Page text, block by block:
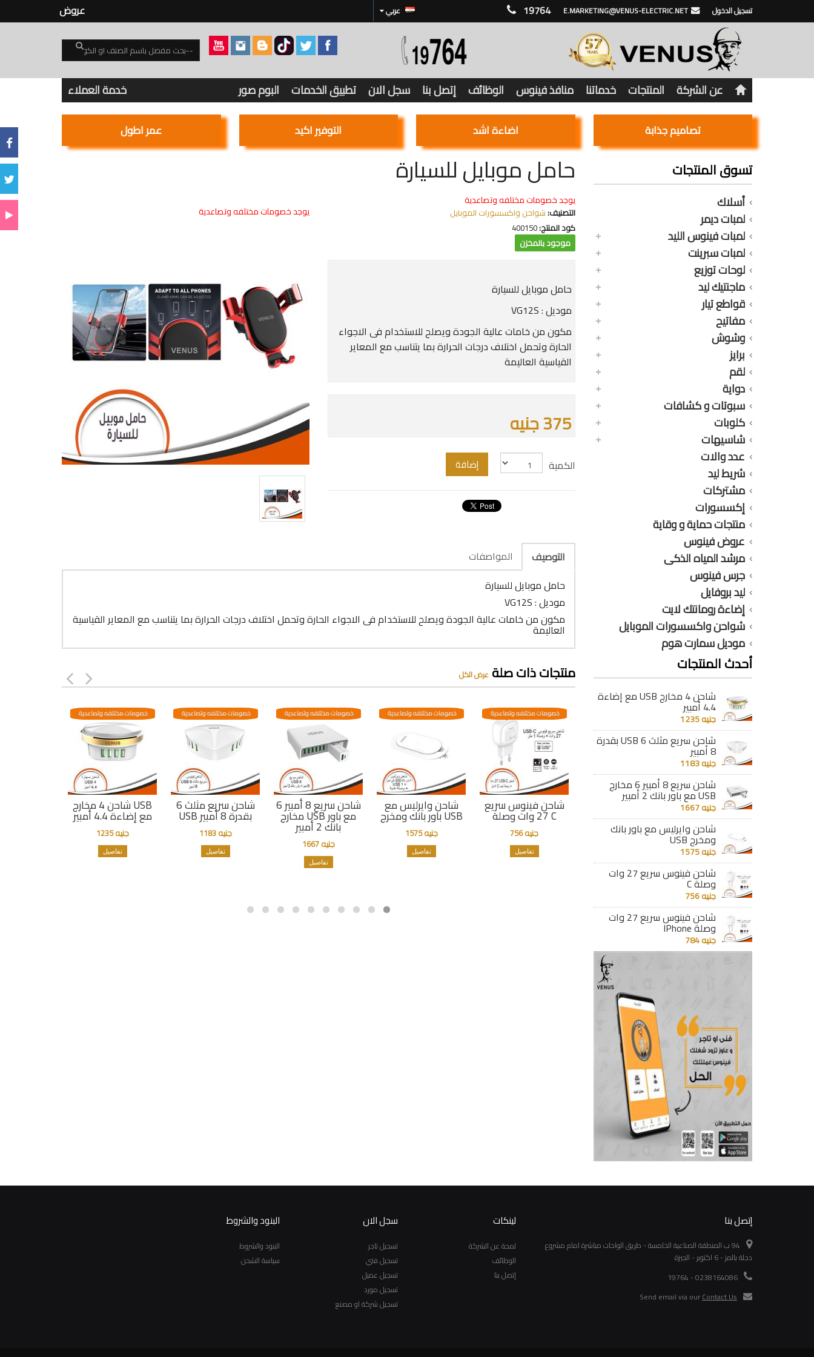
19764 E.MARKETING@VENUS-ELECTRIC.NET تسجيل الدخول عربي عروض
عن الشركة المنتجات خدماتنا منافذ فينوس الوظائف إتصل بنا سجل الان تطبيق الخدمات البوم صور خدمة العملاء
تصاميم جذابة اضاءة اشد التوفير اكيد عمر اطول
تسوق المنتجات
أسلاك
لمبات ديمر
لمبات فينوس الليد
لمبات سبرينت
لوحات توزيع
ماجنتيك ليد
قواطع تيار
مفاتيح
وشوش
برايز
لقم
دواية
سبوتات و كشافات
كلوبات
شاسيهات
عدد والات
شريط ليد
مشتركات
إكسسورات
منتجات حماية و وقاية
عروض فينوس
مرشد المياه الذكى
جرس فينوس
ليد بروفايل
إضاءة رومانتك لايت
شواحن واكسسورات الموبايل
موديل سمارت هوم
أحدث المنتجات
شاحن 4 مخارج USB مع إضاءة
4.4 أمبير
جنيه 1235
شاحن سريع مثلث 6 USB بقدرة
8 أمبير
جنيه 1183
شاحن سريع 8 أمبير 6 مخارج
USB مع باور بانك 2 أمبير
جنيه 1667
شاحن وايرليس مع باور بانك
ومخرج USB
جنيه 1575
شاحن فينوس سريع 27 وات
وصلة C
جنيه 756
شاحن فينوس سريع 27 وات
وصلة IPhone
جنيه 784
حامل موبايل للسيارة
يوجد خصومات مختلفه وتصاعدية
التصنيف:شواحن واكسسورات الموبايل
كود المنتج:400150
موجود بالمخزن
حامل موبايل للسيارة
موديل : VG12S
مكون من خامات عالية الجودة ويصلح للاستخدام فى الاجواء
الحارة وتحمل اختلاف درجات الحرارة بما يتناسب مع المعاير
القياسية العاليمة
375 جنيه
الكمية إضافة
يوجد خصومات مختلفه وتصاعدية
التوصيف
المواصفات
حامل موبايل للسيارة
موديل : VG12S
مكون من خامات عالية الجودة ويصلح للاستخدام فى الاجواء الحارة وتحمل اختلاف درجات الحرارة بما يتناسب مع المعاير القياسية
العاليمة
منتجات ذات صلةعرض الكل
شاحن 4 مخارج USB
مع إضاءة 4.4 أمبير
خصومات مختلفه وتصاعدية
جنيه 1235
تفاصيل
شاحن سريع مثلث 6
USB بقدرة 8 أمبير
خصومات مختلفه وتصاعدية
جنيه 1183
تفاصيل
شاحن سريع 8 أمبير 6
مخارج USB مع باور
بانك 2 أمبير
خصومات مختلفه وتصاعدية
جنيه 1667
تفاصيل
شاحن وايرليس مع
باور بانك ومخرج USB
خصومات مختلفه وتصاعدية
جنيه 1575
تفاصيل
شاحن فينوس سريع
27 وات وصلة C
خصومات مختلفه وتصاعدية
جنيه 756
تفاصيل
شاحن فينوس سريع
27 وات وصلة IPhone
جنيه 784
شاحن سريع 4 مخارج
USB وبريزة MK
خصومات مختلفه وتصاعدية
جنيه 1961
تفاصيل
إتصل بنا
94 ب المنطقة الصناعية الخامسة - طريق الواحات مباشرة امام مشروع
دجلة بالمز - 6 اكتوبر - الجيزة
0238164086 - 19764
Send email via ourContact Us
لينكات
لمحة عن الشركة
الوظائف
إتصل بنا
سجل الان
تسجيل تاجر
تسجيل فني
تسجيل عميل
تسجيل مورد
تسجيل شركة او مصنع
البنود والشروط
البنود والشروط
سياسة الشحن